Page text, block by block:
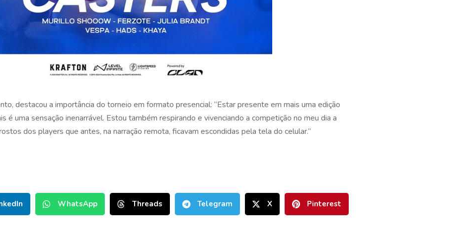
destacou a importância do torneio em formato presencial: “Estar presente em mais uma edição
é uma sensação inenarrável. Estou também respirando e vivenciando a competição no meu dia a
dos players que antes, na narração remota, ficavam escondidas pela tela do celular.”
WhatsApp Threads Telegram X Pinterest